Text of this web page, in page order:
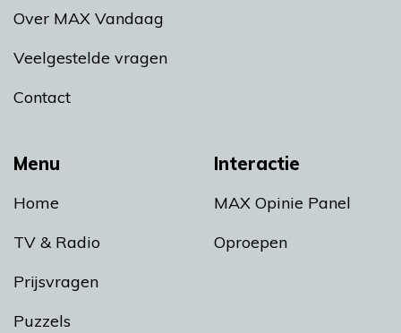
Menu
Home
TV & Radio
Prijsvragen
Puzzels
Interactie
MAX Opinie Panel
Oproepen
Over MAX Vandaag
Veelgestelde vragen
Contact